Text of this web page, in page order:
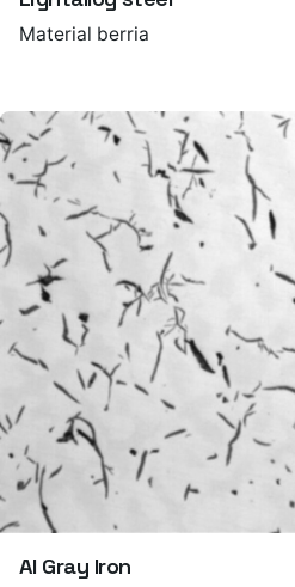
Material berria
Al Gray Iron